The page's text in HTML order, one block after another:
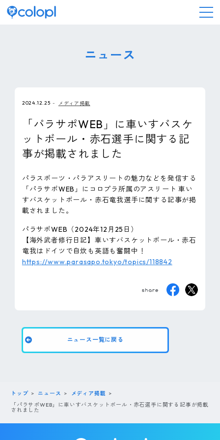
IR情報
サステナビリティ
ピンマーク
EN
ニュース
2024.12.25 メディア掲載
「パラサポWEB」に車いすバスケ
ットボール・赤石選手に関する記
事が掲載されました
パラスポーツ・パラアスリートの魅力などを発信する
「パラサポWEB」にコロプラ所属のアスリート 車い
すバスケットボール・赤石竜我選手に関する記事が掲
載されました。
パラサポWEB（2024年12月25日）
【海外武者修行日記】車いすバスケットボール・赤石
竜我はドイツで自炊も英語も奮闘中！
https://www.parasapo.tokyo/topics/118842
ニュース一覧に戻る
トップ ニュース
メディア掲載
「パラサポWEB」に車いすバスケットボール・赤石選手に関する記事が掲載
されました